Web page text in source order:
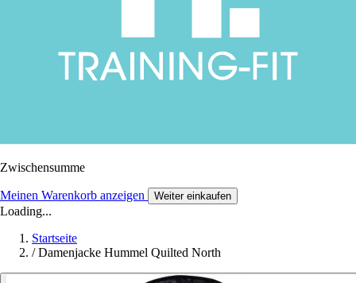
Zwischensumme
Meinen Warenkorb anzeigen Weiter einkaufen
Loading...
Startseite
/ Damenjacke Hummel Quilted North